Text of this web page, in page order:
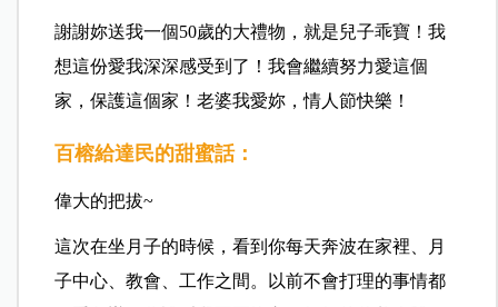
謝謝妳送我一個50歲的大禮物，就是兒子乖寶！我
想這份愛我深深感受到了！我會繼續努力愛這個
家，保護這個家！老婆我愛妳，情人節快樂！
百榕給達民的甜蜜話：
偉大的把拔~
這次在坐月子的時候，看到你每天奔波在家裡、月
子中心、教會、工作之間。以前不會打理的事情都